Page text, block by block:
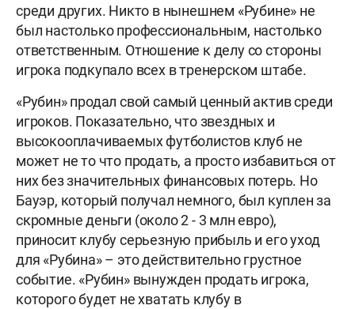
среди других. Никто в нынешнем «Рубине» не
был настолько профессиональным, настолько
ответственным. Отношение к делу со стороны
игрока подкупало всех в тренерском штабе.
«Рубин» продал свой самый ценный актив среди
игроков. Показательно, что звездных и
высокооплачиваемых футболистов клуб не
может не то что продать, а просто избавиться от
них без значительных финансовых потерь. Но
Бауэр, который получал немного, был куплен за
скромные деньги (около 2 - 3 млн евро),
приносит клубу серьезную прибыль и его уход
для «Рубина» – это действительно грустное
событие. «Рубин» вынужден продать игрока,
которого будет не хватать клубу в